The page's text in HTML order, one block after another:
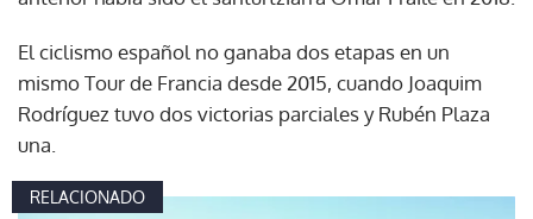
El ciclismo español no ganaba dos etapas en un
mismo Tour de Francia desde 2015, cuando Joaquim
Rodríguez tuvo dos victorias parciales y Rubén Plaza
una.
RELACIONADO